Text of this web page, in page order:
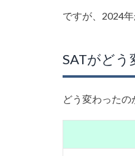
ですが、2024
SATがど
どう変わったの